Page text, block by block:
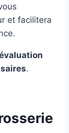
et facilitera
.